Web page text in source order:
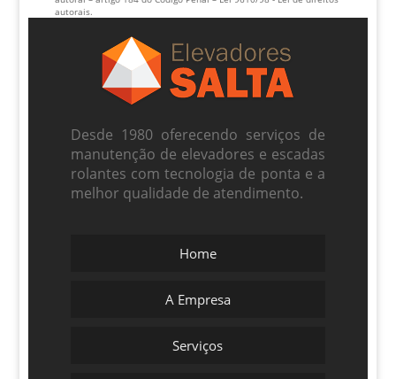
autorais.
Desde 1980 oferecendo serviços de
manutenção de elevadores e escadas
rolantes com tecnologia de ponta e a
melhor qualidade de atendimento.
Home
A Empresa
Serviços